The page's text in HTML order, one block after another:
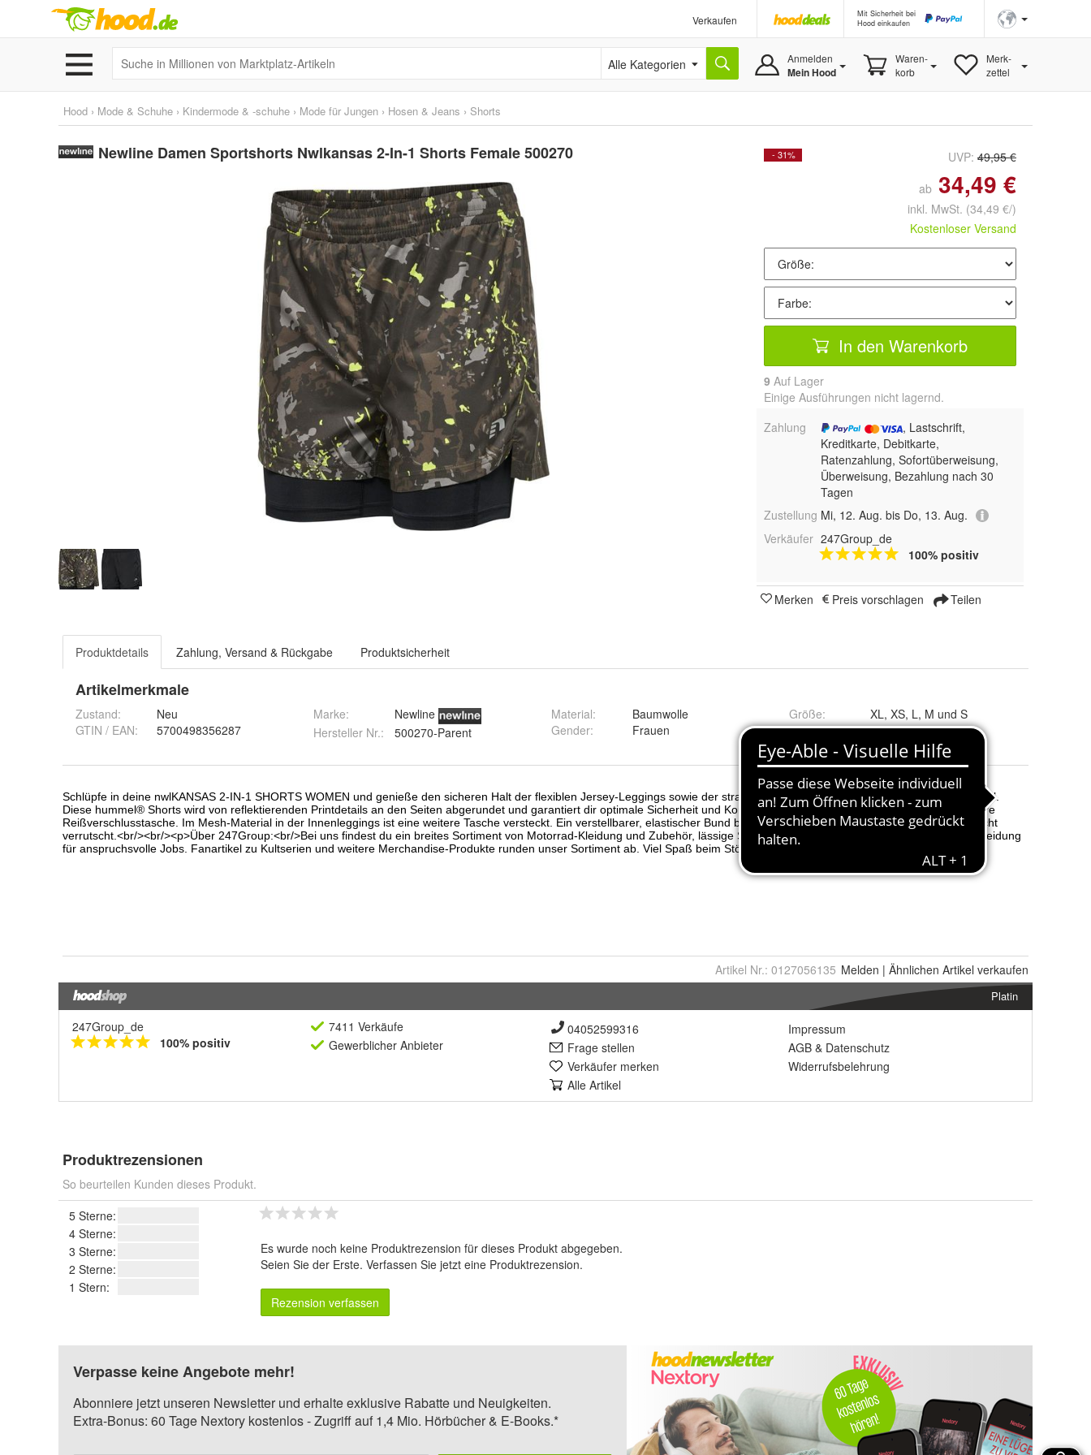
Verkaufen
Mit Sicherheit bei
Hood einkaufen
Alle Kategorien Anmelden
Mein Hood
Waren-
korb
Merk-
zettel
Hood › Mode & Schuhe › Kindermode & -schuhe › Mode für Jungen › Hosen & Jeans › Shorts
Newline Damen Sportshorts Nwlkansas 2-In-1 Shorts Female 500270 - 31% UVP: 49,95 €
ab 34,49 €
inkl. MwSt. (34,49 €/)
Kostenloser Versand
In den Warenkorb
9 Auf Lager
Einige Ausführungen nicht lagernd.
Zahlung
, Lastschrift,
Kreditkarte, Debitkarte,
Ratenzahlung, Sofortüberweisung,
Überweisung, Bezahlung nach 30
Tagen
Zustellung Mi, 12. Aug. bis Do, 13. Aug.
Verkäufer 247Group_de
100% positiv
Merken Preis vorschlagen Teilen
Produktdetails Zahlung, Versand & Rückgabe Produktsicherheit
Artikelmerkmale
Zustand:
Neu
GTIN / EAN:
5700498356287
Marke:
Newline
Hersteller Nr.:
500270-Parent
Material:
Baumwolle
Gender: Frauen
Größe:
XL, XS, L, M und S
Farbe: Terrain Aop und Black3
Artikel Nr.: 0127056135 Melden | Ähnlichen Artikel verkaufen
Platin
247Group_de
100% positiv
7411 Verkäufe
Gewerblicher Anbieter
04052599316
Frage stellen
Verkäufer merken
Alle Artikel
Impressum
AGB & Datenschutz
Widerrufsbelehrung
Produktrezensionen
So beurteilen Kunden dieses Produkt.
5 Sterne:
4 Sterne:
3 Sterne:
2 Sterne:
1 Stern:
Es wurde noch keine Produktrezension für dieses Produkt abgegeben.
Seien Sie der Erste. Verfassen Sie jetzt eine Produktrezension.
Rezension verfassen
Verpasse keine Angebote mehr!
Abonniere jetzt unseren Newsletter und erhalte exklusive Rabatte und Neuigkeiten.
Extra-Bonus: 60 Tage Nextory kostenlos - Zugriff auf 1,4 Mio. Hörbücher & E-Books.*